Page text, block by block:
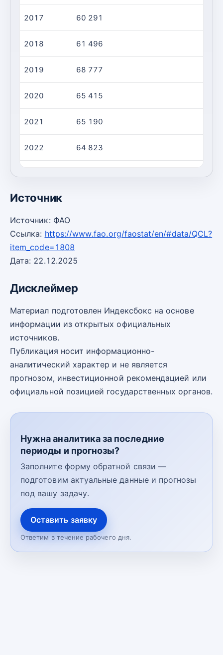
2017 60 291
2018 61 496
2019 68 777
2020 65 415
2021 65 190
2022 64 823
Источник
Источник: ФАО
Ссылка: https://www.fao.org/faostat/en/#data/QCL?
item_code=1808
Дата: 22.12.2025
Дисклеймер
Материал подготовлен Индексбокс на основе
информации из открытых официальных
источников.
Публикация носит информационно-
аналитический характер и не является
прогнозом, инвестиционной рекомендацией или
официальной позицией государственных органов.
Нужна аналитика за последние
периоды и прогнозы?
Заполните форму обратной связи —
подготовим актуальные данные и прогнозы
под вашу задачу.
Оставить заявку
Ответим в течение рабочего дня.